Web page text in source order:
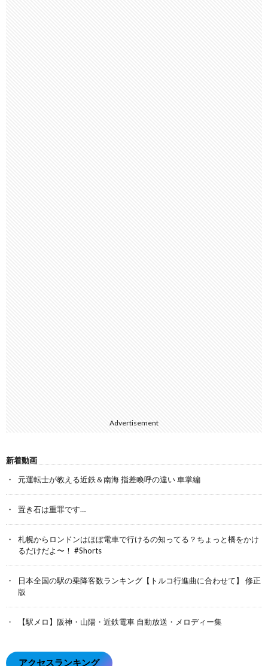
Advertisement
新着動画
元運転士が教える近鉄＆南海 指差喚呼の違い 車掌編
置き石は重罪です…
札幌からロンドンはほぼ電車で行けるの知ってる？ちょっと橋をかけ
るだけだよ〜！ #Shorts
日本全国の駅の乗降客数ランキング【トルコ行進曲に合わせて】 修正
版
【駅メロ】阪神・山陽・近鉄電車 自動放送・メロディー集
アクセスランキング